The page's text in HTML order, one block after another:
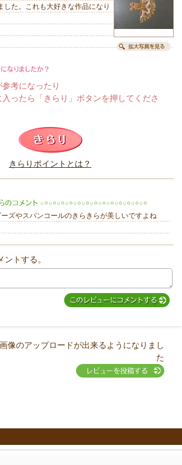
した。これも大好きな作品になり
なりましたか？
考になったり
ったら「きらり」ボタンを押してくださ
きらりポイントとは？
ズやスパンコールのきらきらが美しいですよね
トする。
像のアップロードが出来るようになりまし
た